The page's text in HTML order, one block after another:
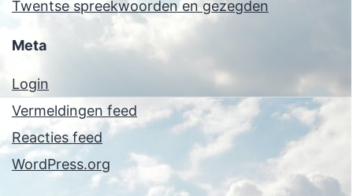
Twentse spreekwoorden en gezegden
Meta
Login
Vermeldingen feed
Reacties feed
WordPress.org